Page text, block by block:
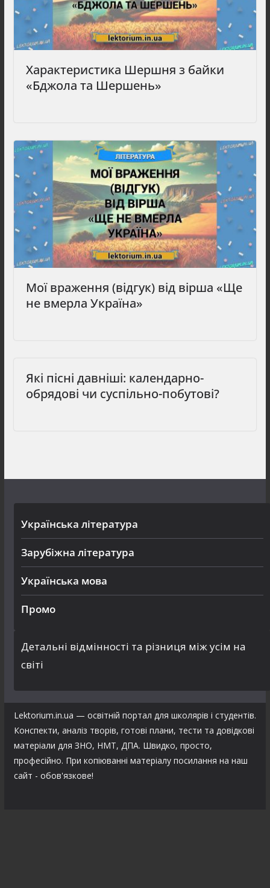
Характеристика Шершня з байки
«Бджола та Шершень»
Мої враження (відгук) від вірша «Ще
не вмерла Україна»
Які пісні давніші: календарно-
обрядові чи суспільно-побутові?
Українська література
Зарубіжна література
Українська мова
Промо
Детальні відмінності та різниця між усім на
світі
Lektorium.in.ua — освітній портал для школярів і студентів.
Конспекти, аналіз творів, готові плани, тести та довідкові
матеріали для ЗНО, НМТ, ДПА. Швидко, просто,
професійно. При копіюванні матеріалу посилання на наш
сайт - обов'язкове!